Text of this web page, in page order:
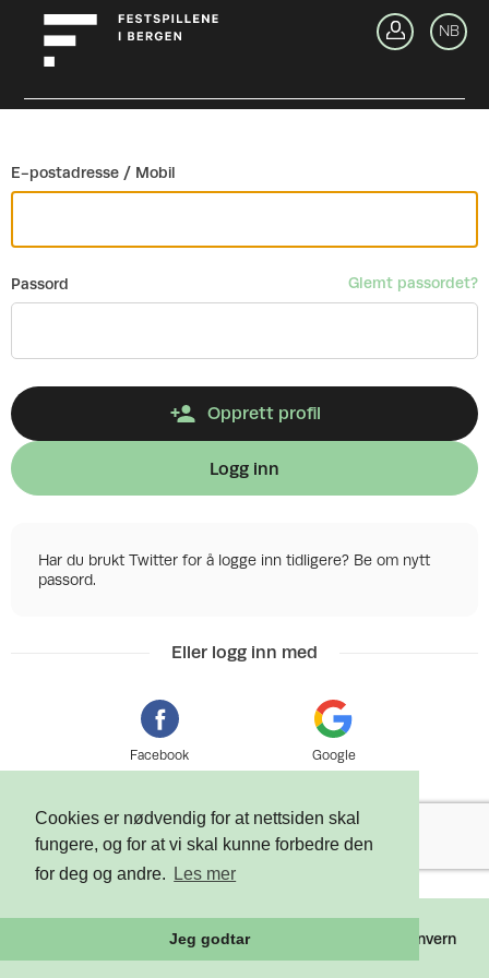
Cookies er nødvendig for at nettsiden skal
fungere, og for at vi skal kunne forbedre den
for deg og andre.
Les mer
Jeg godtar
NB
E-postadresse / Mobil
Passord Glemt passordet?
Opprett profil
Logg inn
Har du brukt Twitter for å logge inn tidligere? Be om nytt
passord.
Eller logg inn med
Facebook Google
2026 Tixly AS - Powered by Personvern